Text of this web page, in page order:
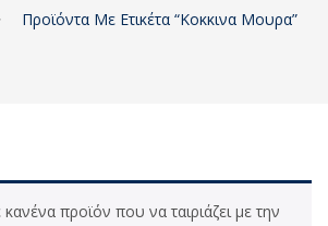
Προϊόντα Με Ετικέτα “κοκκινα Μουρα”
προϊόν που να ταιριάζει με την